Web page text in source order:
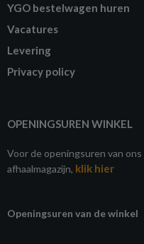
YGO bestelwagen huren
Vacatures
Levering
Privacy policy
OPENINGSUREN WINKEL
Voor de openingsuren van ons
afhaalmagazijn, klik hier
Openingsuren van de winkel